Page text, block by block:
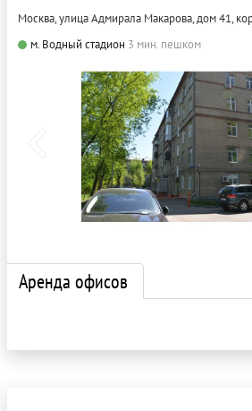
Москва, улица Адмирала Макарова, дом 41,
м. Водный стадион 3 мин. пешком
Аренда офисов